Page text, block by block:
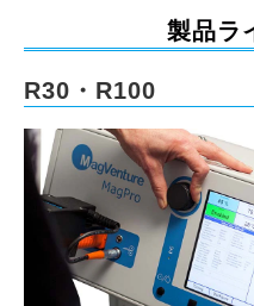
製品ラ
R30・R100